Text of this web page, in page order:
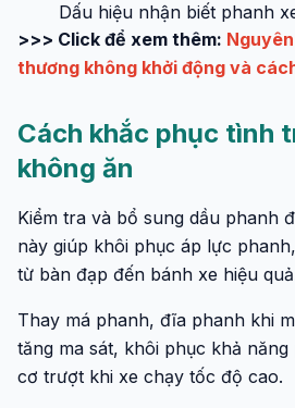
Dấu hiệu nhận biết phanh
>>> Click để xem thêm:
thương không khởi động và
Cách khắc phục tình
không ăn
Kiểm tra và bổ sung dầu phanh
này giúp khôi phục áp lực
từ bàn đạp đến bánh xe hiệu
Thay má phanh, đĩa phanh khi
tăng ma sát, khôi phục khả
cơ trượt khi xe chạy tốc độ cao.